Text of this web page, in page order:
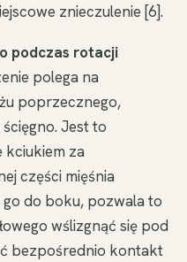
znieczulenie [6].
podczas rotacji
polega na
poprzecznego,
Jest to
za
części mięśnia
do boku, pozwala to
wślizgnąć się pod
bezpośrednio kontakt